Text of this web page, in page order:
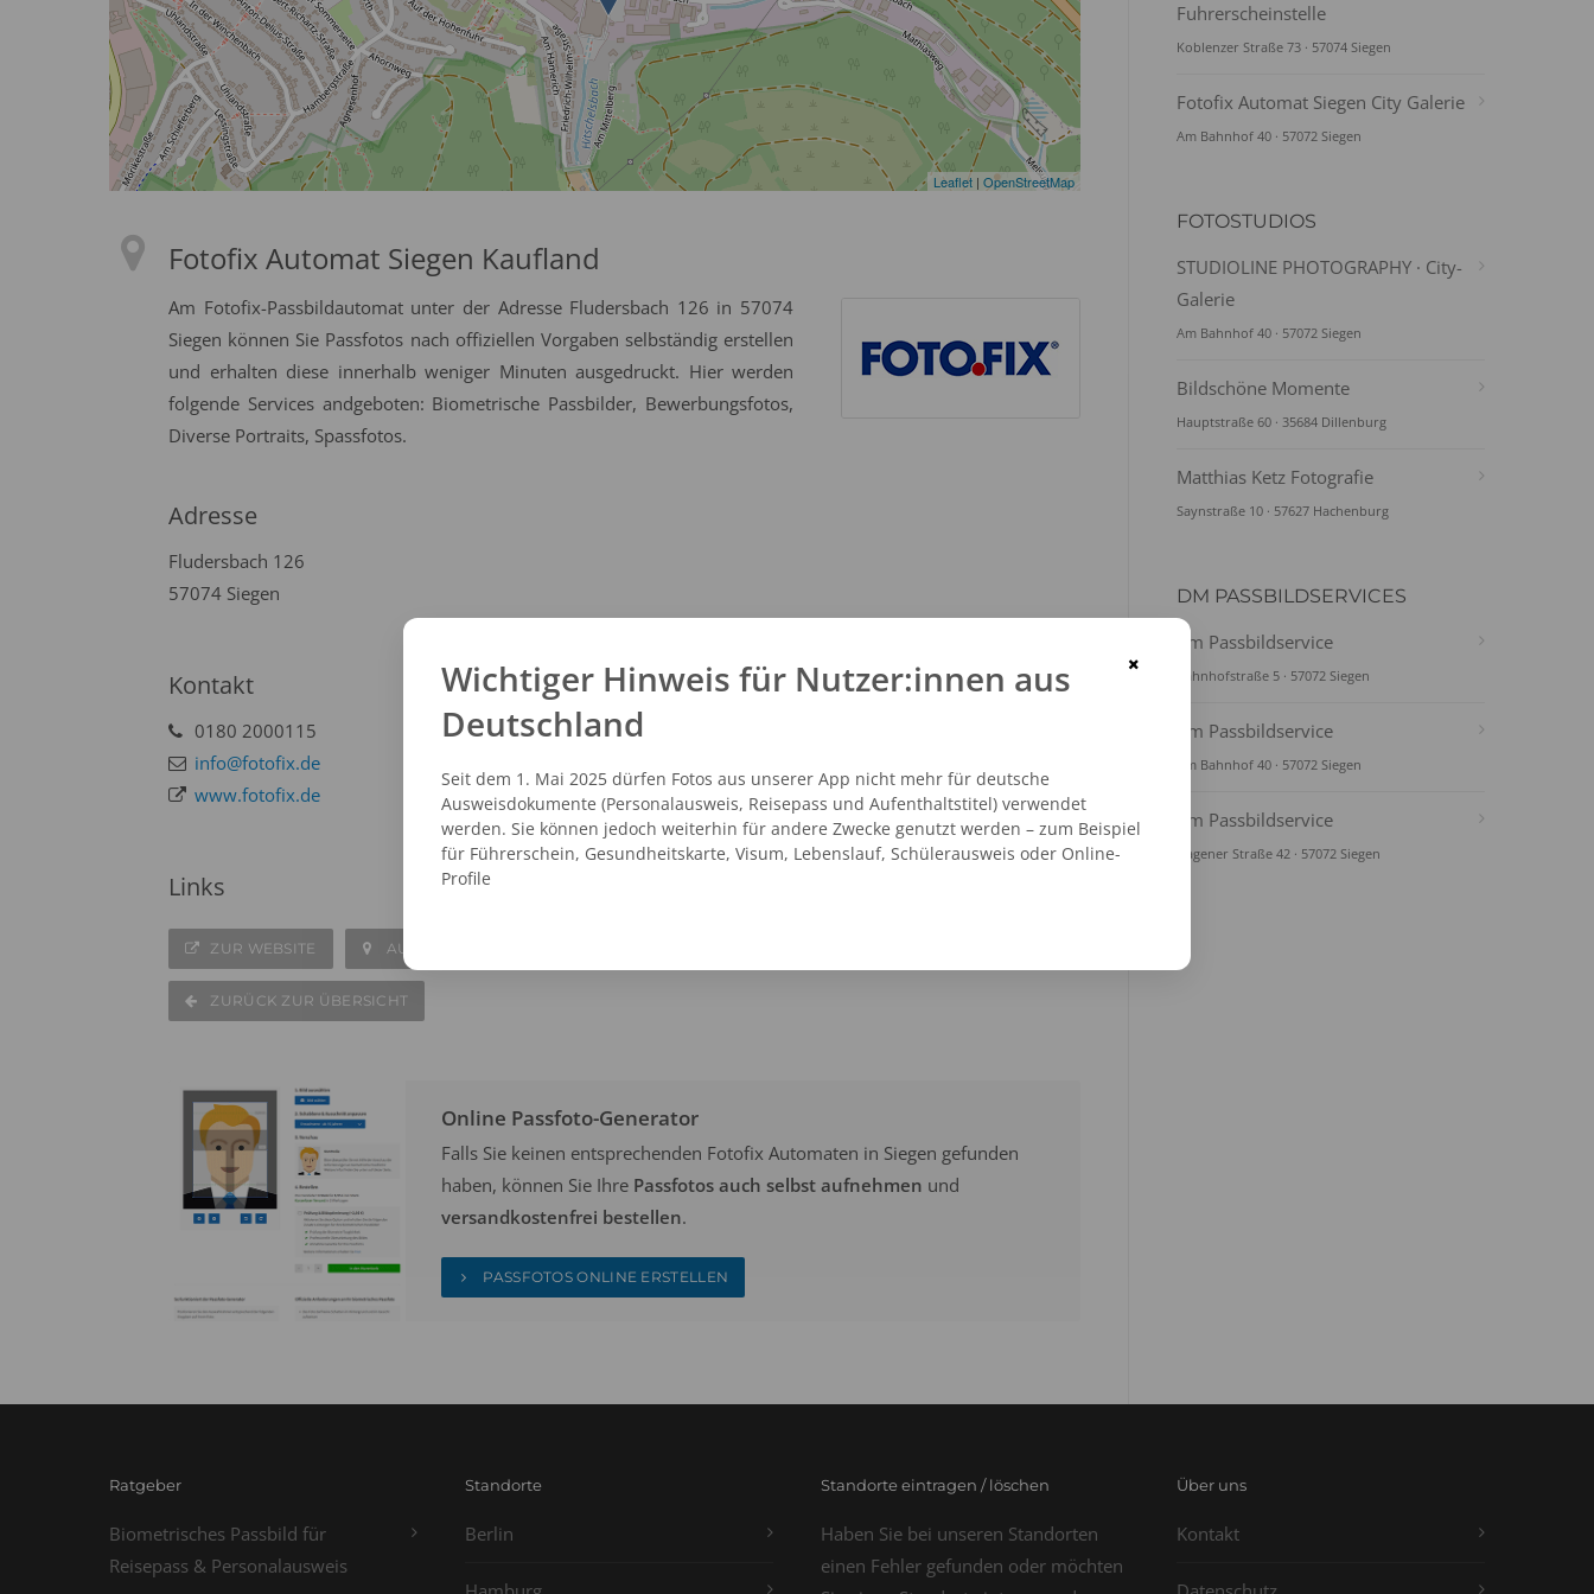
Leaflet | OpenStreetMap
Fotofix Automat Siegen Kaufland
Am Fotofix-Passbildautomat unter der Adresse Fludersbach 126 in 57074
Siegen können Sie Passfotos nach offiziellen Vorgaben selbständig erstellen
und erhalten diese innerhalb weniger Minuten ausgedruckt. Hier werden
folgende Services andgeboten: Biometrische Passbilder, Bewerbungsfotos,
Diverse Portraits, Spassfotos.
Adresse
Fludersbach 126
57074 Siegen
Kontakt
0180 2000115
info@fotofix.de
www.fotofix.de
Links
ZUR WEBSITE AUF DER KARTE ANZEIGEN
ZURÜCK ZUR ÜBERSICHT
Online Passfoto-Generator
Falls Sie keinen entsprechenden Fotofix Automaten in Siegen gefunden
haben, können Sie Ihre Passfotos auch selbst aufnehmen und
versandkostenfrei bestellen.
PASSFOTOS ONLINE ERSTELLEN
Fuhrerscheinstelle
Koblenzer Straße 73 · 57074 Siegen
Fotofix Automat Siegen City Galerie
Am Bahnhof 40 · 57072 Siegen
FOTOSTUDIOS
STUDIOLINE PHOTOGRAPHY · City-
Galerie
Am Bahnhof 40 · 57072 Siegen
Bildschöne Momente
Hauptstraße 60 · 35684 Dillenburg
Matthias Ketz Fotografie
Saynstraße 10 · 57627 Hachenburg
DM PASSBILDSERVICES
dm Passbildservice
Bahnhofstraße 5 · 57072 Siegen
dm Passbildservice
Am Bahnhof 40 · 57072 Siegen
dm Passbildservice
Hagener Straße 42 · 57072 Siegen
Ratgeber
Biometrisches Passbild für
Reisepass & Personalausweis
Standorte
Berlin
Standorte eintragen / löschen
Haben Sie bei unseren Standorten
einen Fehler gefunden oder möchten
Über uns
Kontakt
×
Wichtiger Hinweis für Nutzer:innen aus
Deutschland
Seit dem 1. Mai 2025 dürfen Fotos aus unserer App nicht mehr für deutsche
Ausweisdokumente (Personalausweis, Reisepass und Aufenthaltstitel) verwendet
werden. Sie können jedoch weiterhin für andere Zwecke genutzt werden – zum Beispiel
für Führerschein, Gesundheitskarte, Visum, Lebenslauf, Schülerausweis oder Online-
Profile